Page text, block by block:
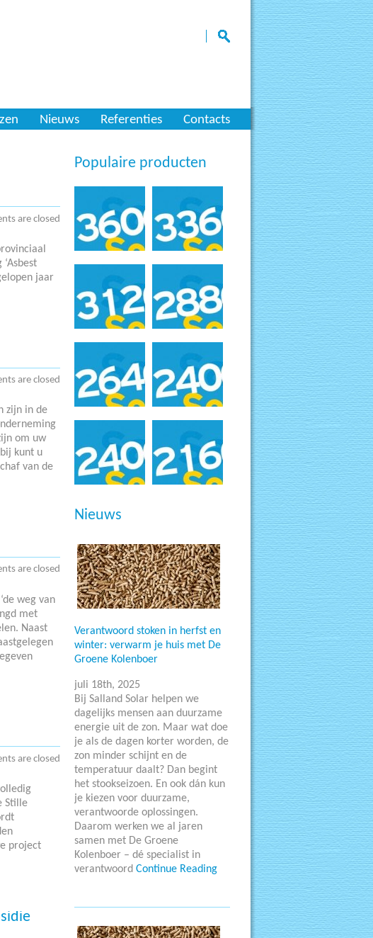
Nieuws Referenties Contacts
are closed
jaar
are closed
zijn in de
om uw
kunt u
van de
are closed
weg van
met
Naast
are closed
Stille
project
Populaire producten
Nieuws
Verantwoord stoken in herfst en
winter: verwarm je huis met De
Groene Kolenboer
juli 18th, 2025
Bij Salland Solar helpen we
dagelijks mensen aan duurzame
energie uit de zon. Maar wat doe
je als de dagen korter worden, de
zon minder schijnt en de
temperatuur daalt? Dan begint
het stookseizoen. En ook dán kun
je kiezen voor duurzame,
verantwoorde oplossingen.
Daarom werken we al jaren
samen met De Groene
Kolenboer – dé specialist in
verantwoord Continue Reading